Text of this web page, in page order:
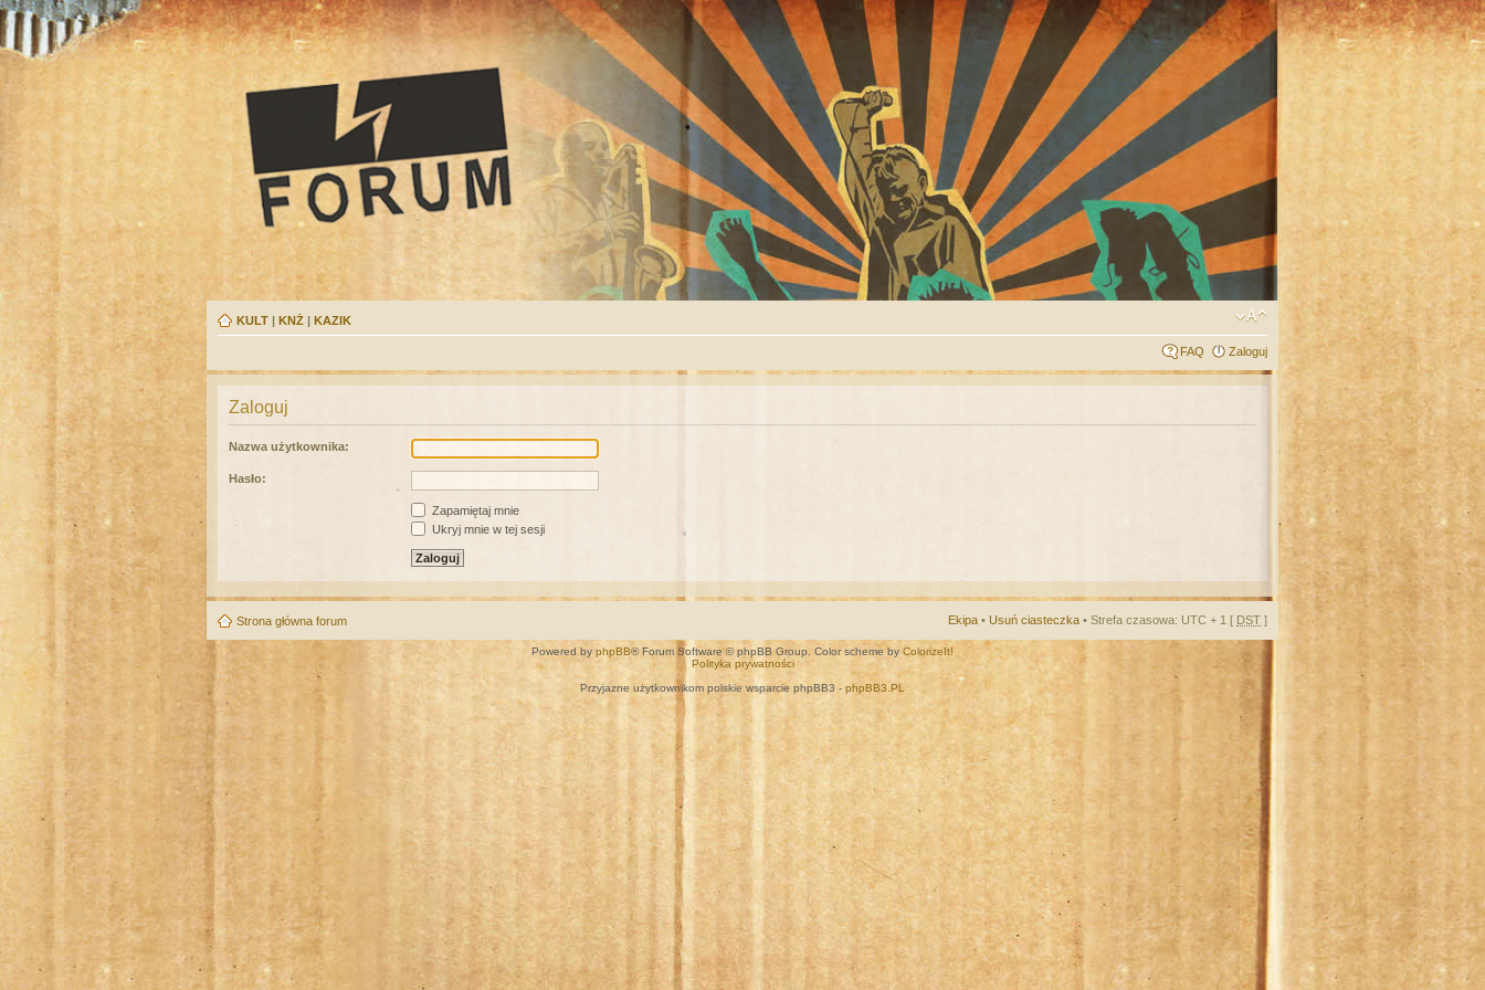
KULT | KNŻ | KAZIK
FAQ Zaloguj
Zaloguj
Nazwa użytkownika:
Hasło:
Zapamiętaj mnie
Ukryj mnie w tej sesji
Strona główna forum Ekipa • Usuń ciasteczka • Strefa czasowa: UTC + 1 [ DST ]
Powered by phpBB® Forum Software © phpBB Group. Color scheme by ColorizeIt!
Polityka prywatności
Przyjazne użytkownikom polskie wsparcie phpBB3 - phpBB3.PL